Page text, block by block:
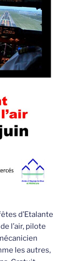
d’Etalante
l’air, pilote
les autres,